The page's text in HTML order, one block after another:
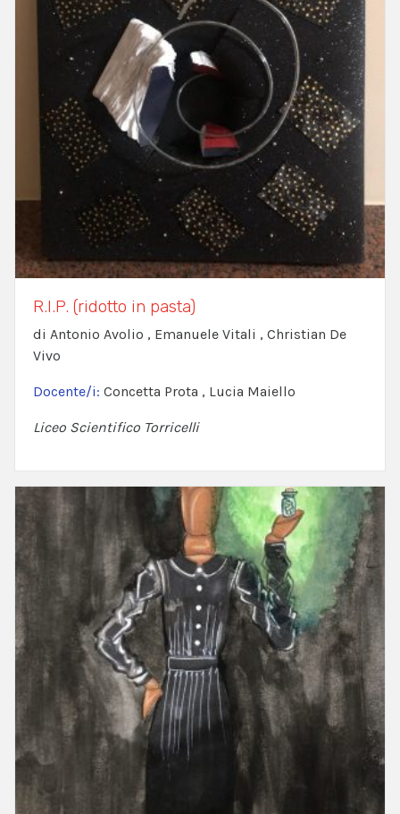
R.I.P. (ridotto in pasta)
di Antonio Avolio , Emanuele Vitali , Christian De
Vivo
Docente/i: Concetta Prota , Lucia Maiello
Liceo Scientifico Torricelli